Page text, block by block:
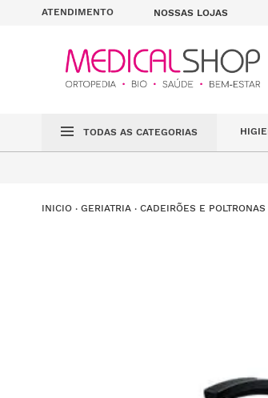
ATENDIMENTO NOSSAS LOJAS
TODAS AS CATEGORIAS
GERIATRIA CADEIRÕES E POLTRONAS